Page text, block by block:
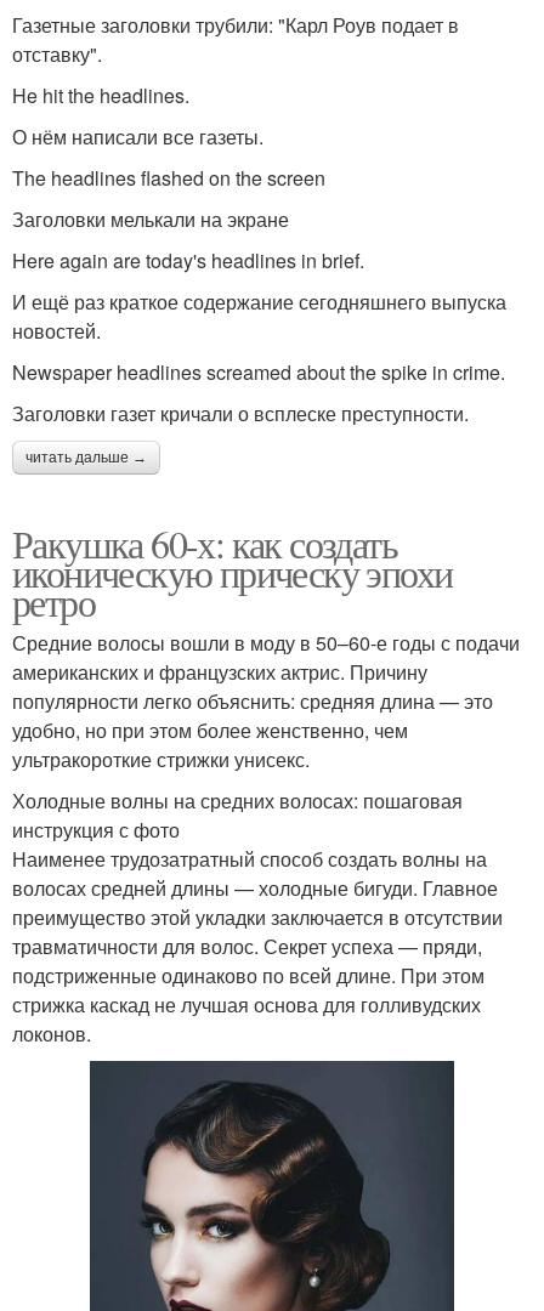
Газетные заголовки трубили: "Карл Роув подает в
отставку".
He hit the headlines.
О нём написали все газеты.
The headlines flashed on the screen
Заголовки мелькали на экране
Here again are today's headlines in brief.
И ещё раз краткое содержание сегодняшнего выпуска
новостей.
Newspaper headlines screamed about the spike in crime.
Заголовки газет кричали о всплеске преступности.
читать дальше →
Ракушка 60-х: как создать
иконическую прическу эпохи
ретро
Средние волосы вошли в моду в 50–60-е годы с подачи
американских и французских актрис. Причину
популярности легко объяснить: средняя длина — это
удобно, но при этом более женственно, чем
ультракороткие стрижки унисекс.
Холодные волны на средних волосах: пошаговая
инструкция с фото
Наименее трудозатратный способ создать волны на
волосах средней длины — холодные бигуди. Главное
преимущество этой укладки заключается в отсутствии
травматичности для волос. Секрет успеха — пряди,
подстриженные одинаково по всей длине. При этом
стрижка каскад не лучшая основа для голливудских
локонов.